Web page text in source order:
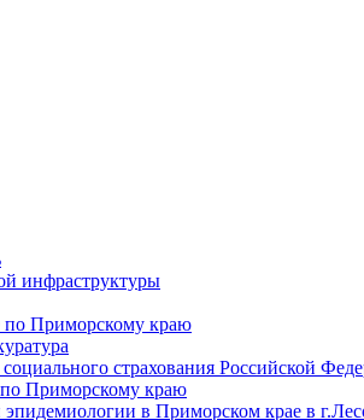
инфраструктуры
Приморскому краю
страхования Российской
по Приморскому краю
в Приморском крае в